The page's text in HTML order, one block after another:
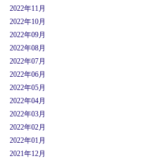
2022年11月
2022年10月
2022年09月
2022年08月
2022年07月
2022年06月
2022年05月
2022年04月
2022年03月
2022年02月
2022年01月
2021年12月